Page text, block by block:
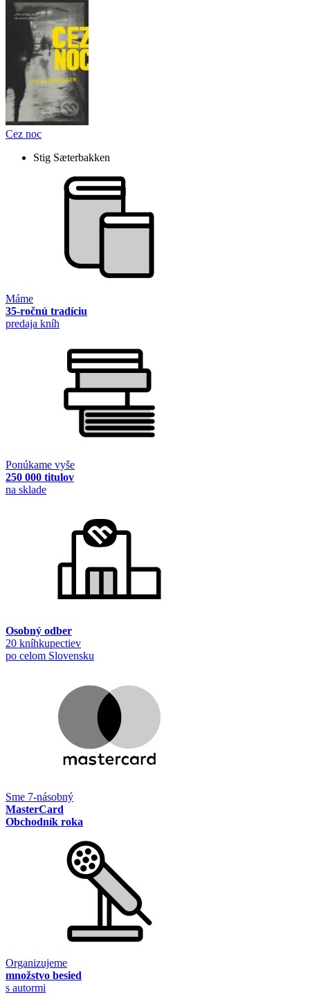
Cez noc
Stig Sæterbakken
Máme
35-ročnú tradíciu
predaja kníh
Ponúkame vyše
250 000 titulov
na sklade
Osobný odber
20 kníhkupectiev
po celom Slovensku
Sme 7-násobný
MasterCard
Obchodník roka
Organizujeme
množstvo besied
s autormi